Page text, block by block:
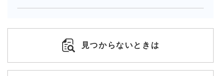
見つからないときは